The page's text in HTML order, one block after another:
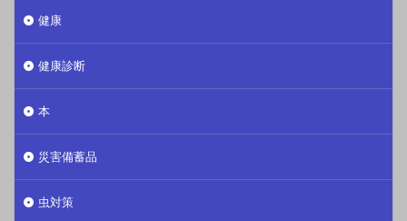
健康
健康診断
本
災害備蓄品
虫対策